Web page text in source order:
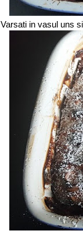
Varsati in vasul uns